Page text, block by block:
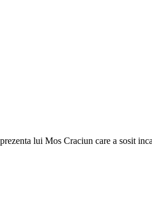
lui Mos Craciun care a sosit